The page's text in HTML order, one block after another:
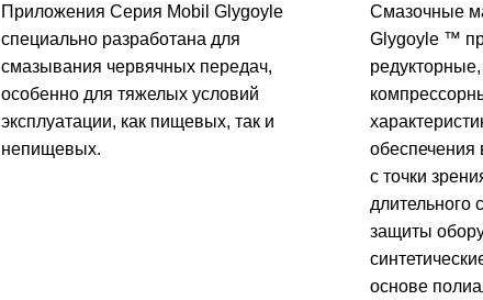
Приложения Серия Mobil Glygoyle
специально разработана для
смазывания червячных передач,
особенно для тяжелых условий
эксплуатации, как пищевых, так и
непищевых.
Смазочные
Glygoyle ™
с точки
длительного
защиты
основе